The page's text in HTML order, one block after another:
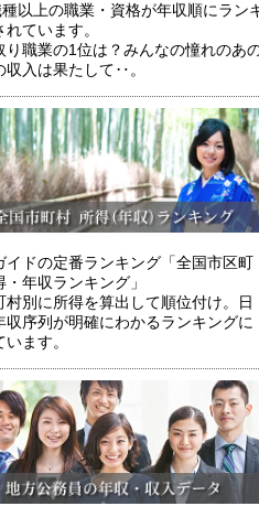
以上の職業・資格が年収順にラン
れています。
り職業の1位は？みんなの憧れのあ
収入は果たして‥。
イドの定番ランキング「全国市区町
・年収ランキング」
村別に所得を算出して順位付け。日
収序列が明確にわかるランキングに
ます。